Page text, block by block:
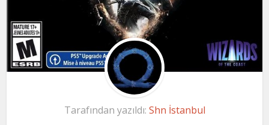
Tarafından yazıldı: Shn İstanbul